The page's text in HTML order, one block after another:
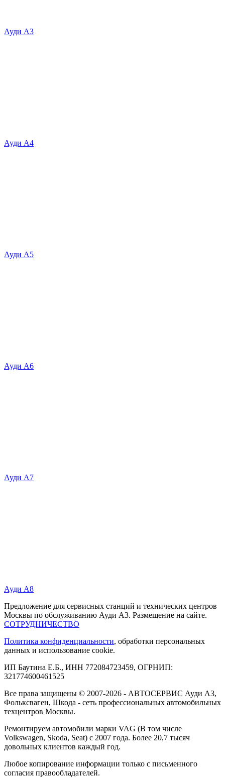
Ауди А3
Ауди А4
Ауди А5
Ауди А6
Ауди А7
Ауди А8
Предложение для сервисных станций и технических центров
Москвы по обслуживанию Ауди А3. Размещение на сайте.
СОТРУДНИЧЕСТВО
Политика конфиденциальности, обработки персональных
данных и использование cookie.
ИП Баутина Е.Б., ИНН 772084723459, ОГРНИП:
321774600461525
Все права защищены © 2007-2026 - АВТОСЕРВИС Ауди А3,
Фольксваген, Шкода - сеть профессиональных автомобильных
техцентров Москвы.
Ремонтируем автомобили марки VAG (В том числе
Volkswagen, Skoda, Seat) с 2007 года. Более 20,7 тысяч
довольных клиентов каждый год.
Любое копирование информации только с письменного
согласия правообладателей.